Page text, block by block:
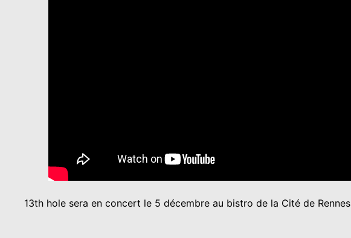
13th hole sera en concert le 5 décembre au bistro de la Cité de Rennes